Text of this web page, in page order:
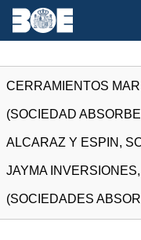
CERRAMIENTOS
(SOCIEDAD
ALCARAZ Y ESPIN,
JAYMA
(SOCIEDADES